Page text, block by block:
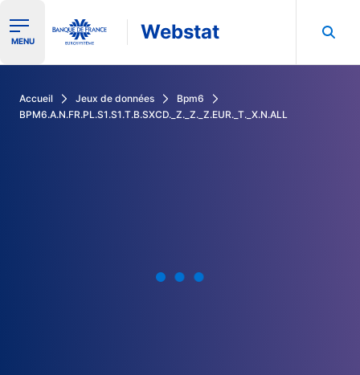
Ouvrir le menu de navigation
MENU Webstat
Accueil Jeux de données
Bpm6
BPM6.A.N.FR.PL.S1.S1.T.B.SXCD._Z._Z._Z.EUR._T._X.N.ALL